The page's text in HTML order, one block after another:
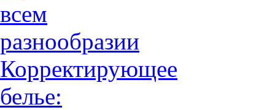
всем
разнообразии
Корректирующее
белье: